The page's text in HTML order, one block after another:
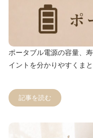
ポータブル電源の容量、
イントを分かりやすくまと
記事を読む